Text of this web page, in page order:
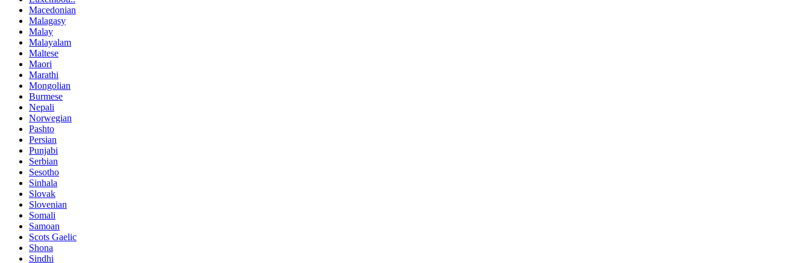
Macedonian
Malagasy
Malay
Malayalam
Maltese
Maori
Marathi
Mongolian
Burmese
Nepali
Norwegian
Pashto
Persian
Punjabi
Serbian
Sesotho
Sinhala
Slovak
Slovenian
Somali
Samoan
Scots Gaelic
Shona
Sindhi